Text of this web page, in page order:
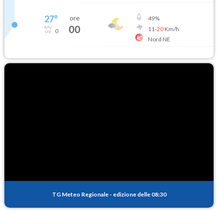
27°
0
ore
00
49%
11-20Km/h
Nord NE
TG Meteo Regionale - edizione delle 08:30